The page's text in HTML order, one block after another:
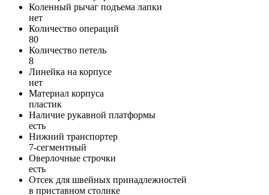
Коленный рычаг подъема лапки
нет
Количество операций
80
Количество петель
8
Линейка на корпусе
нет
Материал корпуса
пластик
Наличие рукавной платформы
есть
Нижний транспортер
7-сегментный
Оверлочные строчки
есть
Отсек для швейных принадлежностей
в приставном столике